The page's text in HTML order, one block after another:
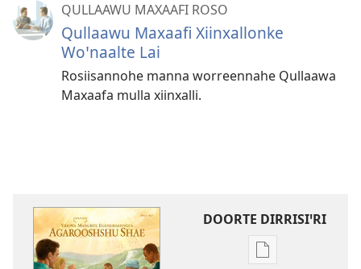
QULLAAWU MAXAAFI ROSO
Qullaawu Maxaafi Xiinxallonke
Woꞌnaalte Lai
Rosiisannohe manna worreennahe Qullaawa
Maxaafa mulla xiinxalli.
DOORTE DIRRISIꞌRI
Borro